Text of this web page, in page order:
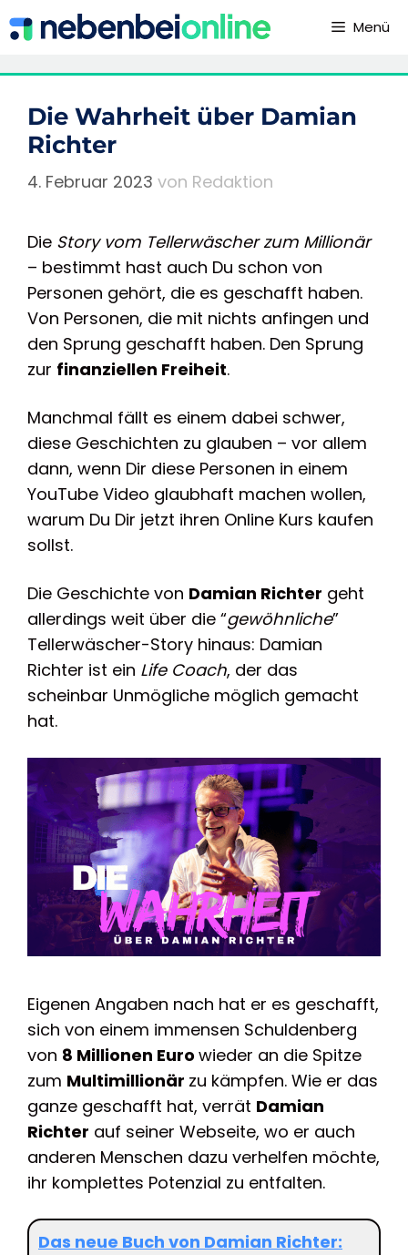
Zum
Inhalt
Menü
Die Wahrheit über Damian
Richter
4. Februar 2023 von Redaktion
Die Story vom Tellerwäscher zum Millionär
– bestimmt hast auch Du schon von
Personen gehört, die es geschafft haben.
Von Personen, die mit nichts anfingen und
den Sprung geschafft haben. Den Sprung
zur finanziellen Freiheit.
Manchmal fällt es einem dabei schwer,
diese Geschichten zu glauben – vor allem
dann, wenn Dir diese Personen in einem
YouTube Video glaubhaft machen wollen,
warum Du Dir jetzt ihren Online Kurs kaufen
sollst.
Die Geschichte von Damian Richter geht
allerdings weit über die “gewöhnliche”
Tellerwäscher-Story hinaus: Damian
Richter ist ein Life Coach, der das
scheinbar Unmögliche möglich gemacht
hat.
Eigenen Angaben nach hat er es geschafft,
sich von einem immensen Schuldenberg
von 8 Millionen Euro wieder an die Spitze
zum Multimillionär zu kämpfen. Wie er das
ganze geschafft hat, verrät Damian
Richter auf seiner Webseite, wo er auch
anderen Menschen dazu verhelfen möchte,
ihr komplettes Potenzial zu entfalten.
Das neue Buch von Damian Richter: